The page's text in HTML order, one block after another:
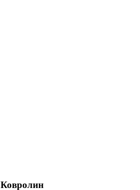
Ковролин